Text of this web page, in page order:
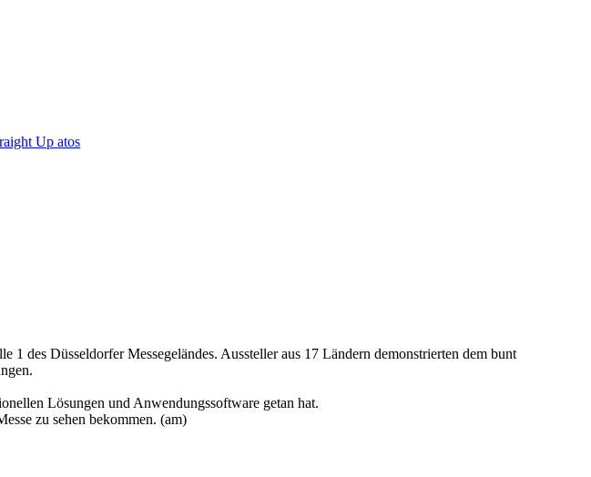
Up atos
des Düsseldorfer Messegeländes. Aussteller aus 17 Ländern demonstrierten dem bunt
Lösungen und Anwendungssoftware getan hat.
zu sehen bekommen. (am)